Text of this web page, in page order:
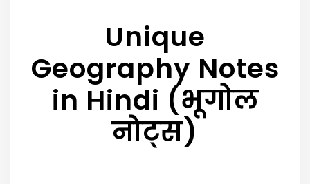
Unique
Geography Notes
in Hindi (भूगोल
नोट्स)